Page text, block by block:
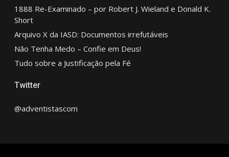
1888 Re-Examinado – por Robert J. Wieland e Donald K.
Short
Arquivo X da IASD: Documentos irrefutáveis
Não Tenha Medo – Confie em Deus!
Tudo sobre a Justificação pela Fé
Twitter
@adventistascom